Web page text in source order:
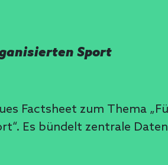
Sport
Factsheet zum Thema
Es bündelt zentrale